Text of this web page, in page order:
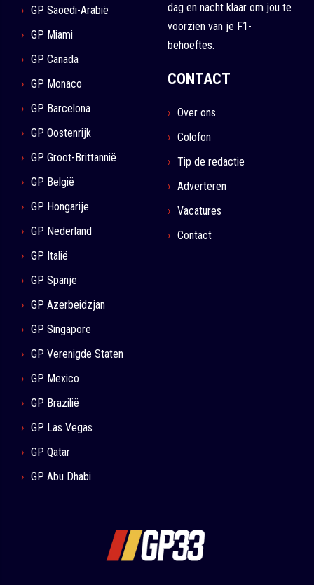
GP Saoedi-Arabië
GP Miami
GP Canada
GP Monaco
GP Barcelona
GP Oostenrijk
GP Groot-Brittannië
GP België
GP Hongarije
GP Nederland
GP Italië
GP Spanje
GP Azerbeidzjan
GP Singapore
GP Verenigde Staten
GP Mexico
GP Brazilië
GP Las Vegas
GP Qatar
GP Abu Dhabi
dag en nacht klaar om jou te
voorzien van je F1-
behoeftes.
CONTACT
Over ons
Colofon
Tip de redactie
Adverteren
Vacatures
Contact